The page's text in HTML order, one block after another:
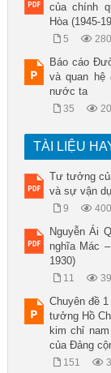
của chính
Hòa (1945-
5
Báo cáo
và quan hệ
nước ta
35
TÀI LIỆU
Tư tưởng
và sự vận
9
Nguyễn Ái
nghĩa Mác
1930)
11
Chuyên đề
tưởng Hồ
kim chỉ
của Đảng
151